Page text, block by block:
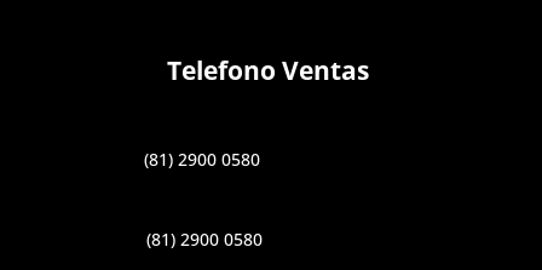
Telefono Ventas
(81) 2900 0580
(81) 2900 0580